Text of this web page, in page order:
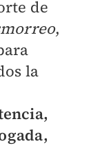
de
,
la